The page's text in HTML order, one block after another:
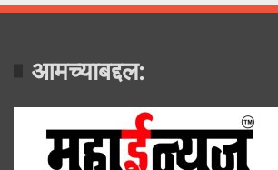
आमच्याबद्दल: